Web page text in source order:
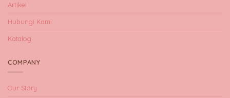
Artikel
Hubungi Kami
Katalog
COMPANY
Our Story